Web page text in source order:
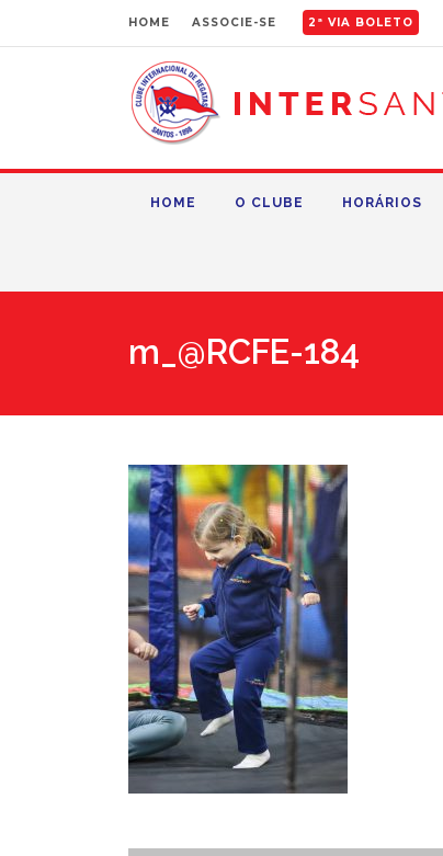
HOME ASSOCIE-SE 2ª VIA BOLETO
HOME O CLUBE HORÁRIOS
m_@RCFE-184